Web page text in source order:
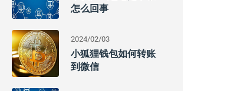
怎么回事
2024/02/03
小狐狸钱包如何转账
到微信